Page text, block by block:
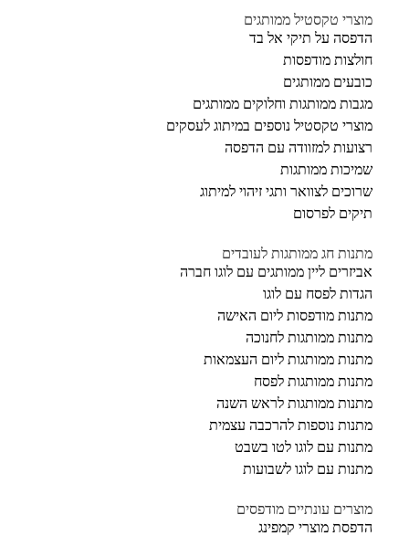
מוצרי טקסטיל ממותגים
הדפסה על תיקי אל בד
חולצות מודפסות
כובעים ממותגים
מגבות ממותגות וחלוקים ממותגים
מוצרי טקסטיל נוספים במיתוג לעסקים
רצועות למזוודה עם הדפסה
שמיכות ממותגות
שרוכים לצוואר ותגי זיהוי למיתוג
תיקים לפרסום
מתנות חג ממותגות לעובדים
אביזרים ליין ממותגים עם לוגו חברה
הגדות לפסח עם לוגו
מתנות מודפסות ליום האישה
מתנות ממותגות לחנוכה
מתנות ממותגות ליום העצמאות
מתנות ממותגות לפסח
מתנות ממותגות לראש השנה
מתנות נוספות להרכבה עצמית
מתנות עם לוגו לטו בשבט
מתנות עם לוגו לשבועות
מוצרים עונתיים מודפסים
הדפסת מוצרי קמפינג